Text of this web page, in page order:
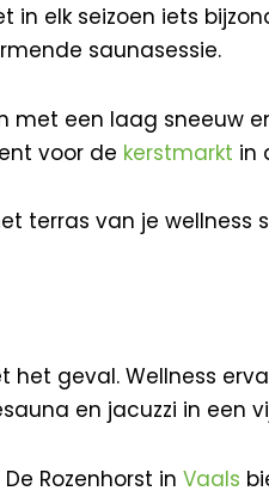
elk seizoen iets
saunasessie.
met een laag sneeuw
voor de kerstmarkt in
terras van je wellness
geval. Wellness
en jacuzzi in een
De Rozenhorst in Vaals